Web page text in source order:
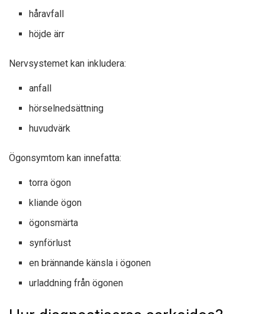
håravfall
höjde ärr
Nervsystemet kan inkludera:
anfall
hörselnedsättning
huvudvärk
Ögonsymtom kan innefatta:
torra ögon
kliande ögon
ögonsmärta
synförlust
en brännande känsla i ögonen
urladdning från ögonen